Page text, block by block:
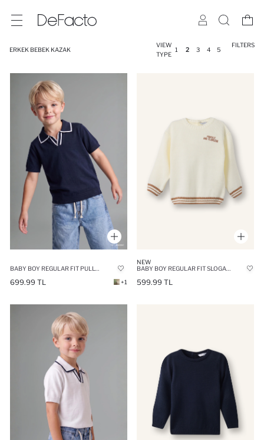
ERKEK BEBEK KAZAK
VIEW
TYPE
1 2 3 4 5
FILTERS
699.99 TL +1
NEW
599.99 TL